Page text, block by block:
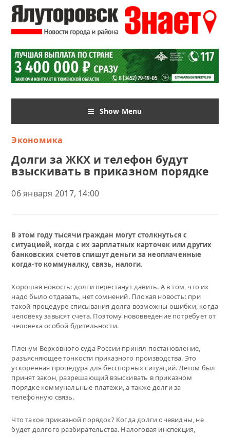
Show Menu
Экономика
Долги за ЖКХ и телефон будут
взыскивать в приказном порядке
06 января 2017, 14:00
В этом году тысячи граждан могут столкнуться с
ситуацией, когда с их зарплатных карточек или других
банковских счетов спишут деньги за неоплаченные
когда-то коммуналку, связь, налоги.
Хорошая новость: долги перестанут давить. А в том, что их
надо было отдавать, нет сомнений. Плохая новость: при
такой процедуре списывания долга возможны ошибки, когда
человеку завысят счета. Поэтому нововведение потребует от
человека особой бдительности.
Пленум Верховного суда России принял постановление,
разъясняющее тонкости приказного производства. Это
ускоренная процедура для бесспорных ситуаций. Летом был
принят закон, разрешающий взыскивать в приказном
порядке коммунальные платежи, а также долги за
телефонную связь.
Что такое приказной порядок? Когда долги очевидны, не
будет долгого разбирательства. Налоговая инспекция,